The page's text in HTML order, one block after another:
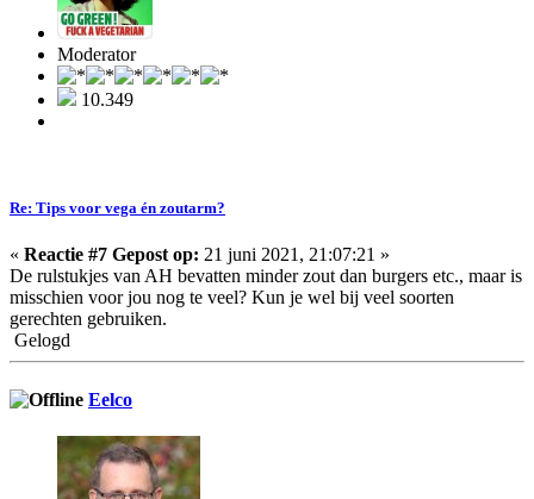
Moderator
10.349
Re: Tips voor vega én zoutarm?
« Reactie #7 Gepost op: 21 juni 2021, 21:07:21 »
De rulstukjes van AH bevatten minder zout dan burgers etc., maar is
misschien voor jou nog te veel? Kun je wel bij veel soorten
gerechten gebruiken.
Gelogd
Eelco